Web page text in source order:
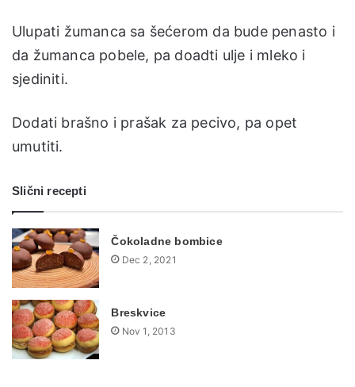
Ulupati žumanca sa šećerom da bude penasto i
da žumanca pobele, pa doadti ulje i mleko i
sjediniti.
Dodati brašno i prašak za pecivo, pa opet
umutiti.
Slični recepti
Čokoladne bombice
Dec 2, 2021
Breskvice
Nov 1, 2013